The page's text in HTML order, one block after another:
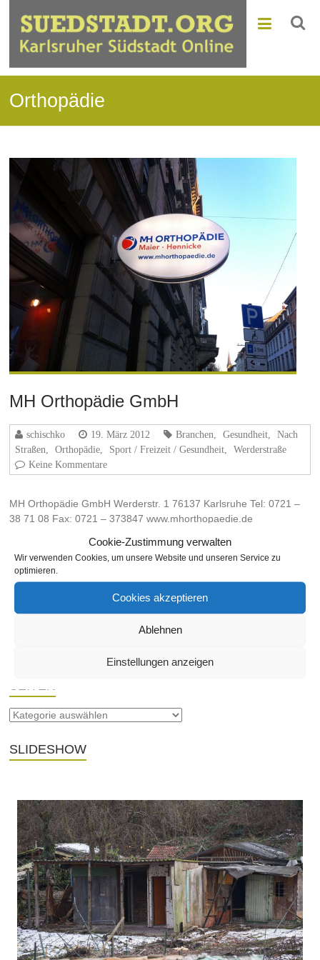
Cookie-Zustimmung verwalten
Wir verwenden Cookies, um unsere Website und unseren Service zu
optimieren.
Cookies akzeptieren
Ablehnen
Einstellungen anzeigen
Orthopädie
MH Orthopädie GmbH
schischko 19. März 2012 Branchen Gesundheit
Nach
Straßen
Orthopädie Sport / Freizeit / Gesundheit
Werderstraße
Keine Kommentare
MH Orthopädie GmbH Werderstr. 1 76137 Karlsruhe Tel: 0721 –
38 71 08 Fax: 0721 – 373847 www.mhorthopaedie.de
SEITEN
SLIDESHOW